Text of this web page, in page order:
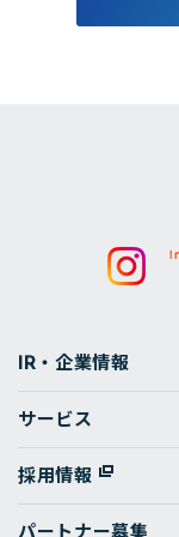
IR・企業情報
サービス
採用情報
パートナー募集